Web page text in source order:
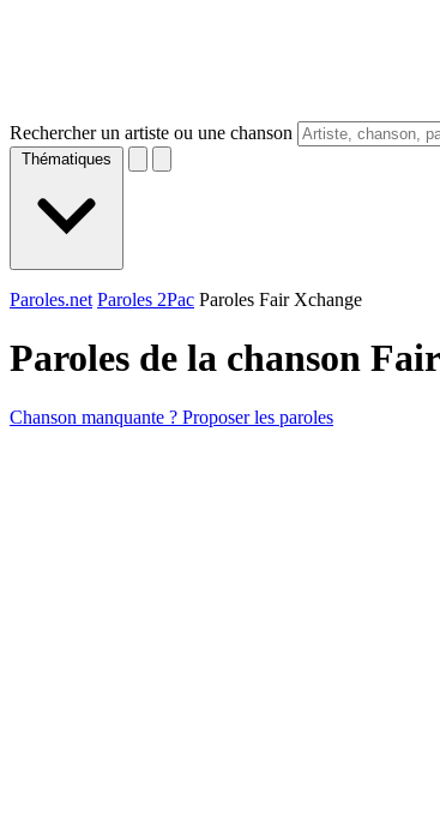
Rechercher un artiste ou une chanson
Thématiques
Paroles.net Paroles 2Pac Paroles Fair Xchange
Paroles de la chanson
Chanson manquante ? Proposer les paroles